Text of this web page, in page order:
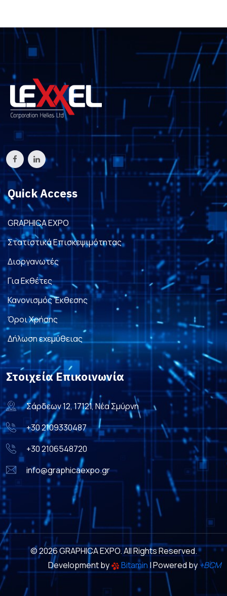
Quick Access
GRAPHICA EXPO
Στατιστικά Επισκεψιμότητας
Διοργανωτές
Για Εκθέτες
Κανονισμός Έκθεσης
Όροι Χρήσης
Δήλωση εχεμύθειας
Στοιχεία Επικοινωνία
Σάρδεων 12, 17121, Νέα Σμύρνη
+30 2109330487
+30 2106548720
info@graphicaexpo.gr
Development by Bitamin | Powered by+BCM
© 2026 GRAPHICA EXPO. All Rights Reserved.